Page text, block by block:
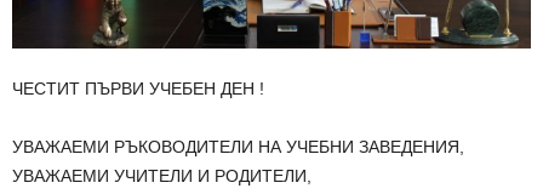
ЧЕСТИТ ПЪРВИ УЧЕБЕН ДЕН !
УВАЖАЕМИ РЪКОВОДИТЕЛИ НА УЧЕБНИ ЗАВЕДЕНИЯ,
УВАЖАЕМИ УЧИТЕЛИ И РОДИТЕЛИ,